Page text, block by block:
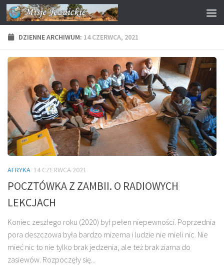
Przejdź do treści
DZIENNE ARCHIWUM: 14 CZERWCA, 2021
AFRYKA 14 CZERWCA 2021
POCZTÓWKA Z ZAMBII. O RADIOWYCH
LEKCJACH
Koniec zeszłego roku (2020) był pełen niepewności. Poprzednia
pora deszczowa była bardzo mizerna i ludzie nie mieli nic. Nie
mieć nic to nie tylko brak jedzenia, ale też brak ziarna do
zasiewów. Rozpoczęły się...